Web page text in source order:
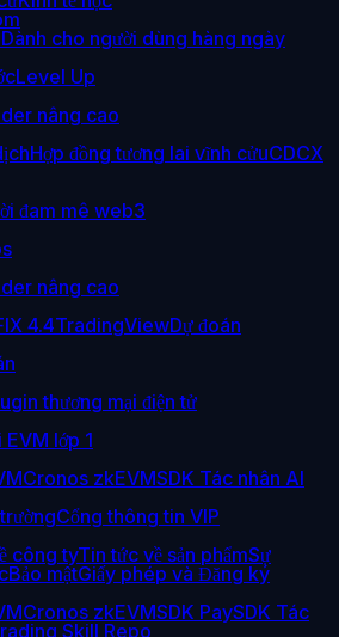
Dành cho người dùng hàng ngày
Level Up
nâng cao
Hợp đồng tương lai vĩnh cửuCDCX
đam mê web3
nâng cao
4.4TradingViewDự đoán
thương mại điện tử
lớp 1
Cronos zkEVMSDK Tác nhân AI
Cổng thông tin VIP
công tyTin tức về sản phẩmSự
Bảo mậtGiấy phép và Đăng ký
Cronos zkEVMSDK PaySDK Tác
Skill Repo